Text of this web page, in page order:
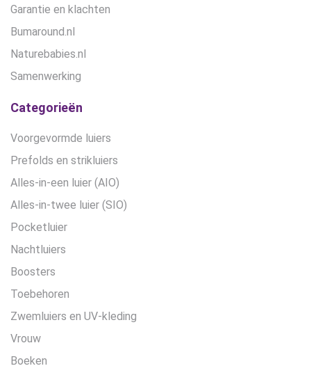
Garantie en klachten
Bumaround.nl
Naturebabies.nl
Samenwerking
Categorieën
Voorgevormde luiers
Prefolds en strikluiers
Alles-in-een luier (AIO)
Alles-in-twee luier (SIO)
Pocketluier
Nachtluiers
Boosters
Toebehoren
Zwemluiers en UV-kleding
Vrouw
Boeken